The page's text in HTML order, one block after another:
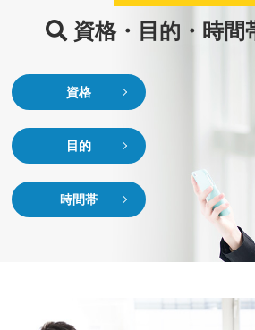
資格・目的・時間
資格
目的
時間帯